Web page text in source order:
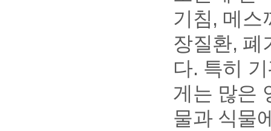
기침, 메스
장질환, 폐
다. 특히
게는 많은
물과 식물